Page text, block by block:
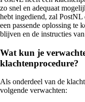
zo snel en adequaat
hebt ingediend, zal PostNL
een passende oplossing te
blijven en de instructies
Wat kun je
klachtenprocedure?
Als onderdeel van de
volgende verwachten: